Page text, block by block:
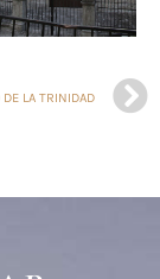
LA TRINIDAD